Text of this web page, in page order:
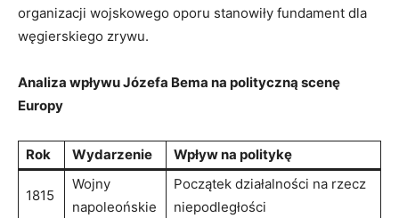
organizacji wojskowego ‍oporu stanowiły fundament dla
węgierskiego zrywu.
Analiza wpływu Józefa Bema na polityczną scenę
Europy
Rok Wydarzenie Wpływ na politykę
1815
Wojny
napoleońskie
Początek działalności na‍ rzecz
niepodległości